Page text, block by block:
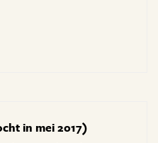
in mei 2017)